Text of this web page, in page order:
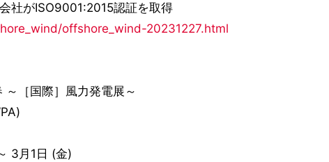
社がISO9001:2015認証を取得
offshore_wind-20231227.html
［国際］風力発電展～
3月1日 (金)